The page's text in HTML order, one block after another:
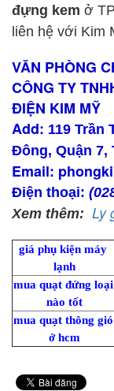
đựng kem ở
liên hệ với Kim
VĂN PHÒNG
CÔNG TY
ĐIỆN KIM MỸ
Add: 119 Trần
Đông, Quận 7,
Email:
Điện thoại:
Xem thêm: Ly
giá phụ kiện máy
lạnh
mua quạt đứng loại
nào tốt
mua quạt thông gió
ở hcm